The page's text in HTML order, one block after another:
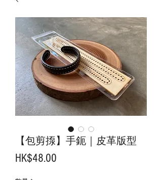
【包剪揼】手鈪｜皮革版型
HK$48.00